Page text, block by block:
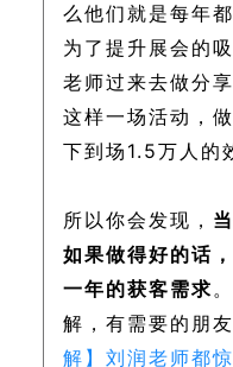
么他们就是每年
为了提升展会的
老师过来去做分
这样一场活动，
下到场1.5万人的
所以你会发现，
如果做得好的话
一年的获客需求
解，有需要的朋
解】刘润老师都